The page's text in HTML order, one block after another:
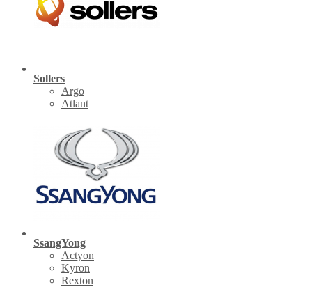
Sollers
Argo
Atlant
SsangYong
Actyon
Kyron
Rexton